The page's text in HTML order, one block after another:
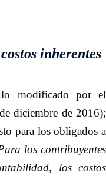
inherentes
modificado por el
diciembre de 2016);
para los obligados a
los contribuyentes
los costos